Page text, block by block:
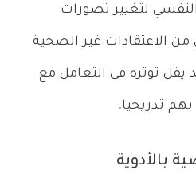
لتغيير تصورات
الاعتقادات غير الصحية
يقل توتره في التعامل مع
تدريجيا.
بالأدوية